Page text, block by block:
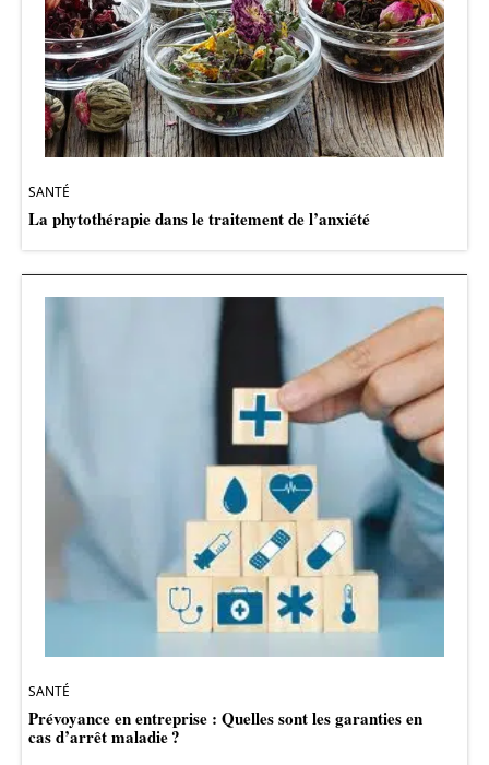
SANTÉ
La phytothérapie dans le traitement de l’anxiété
SANTÉ
Prévoyance en entreprise : Quelles sont les garanties en
cas d’arrêt maladie ?